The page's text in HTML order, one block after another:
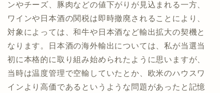
ンやチーズ、豚肉などの値下がりが見込まれる一方、
ワインや日本酒の関税は即時撤廃されることにより、
対象によっては、和牛や日本酒など輸出拡大の契機と
なります。日本酒の海外輸出については、私が当選当
初に本格的に取り組み始められたように思いますが、
当時は温度管理で空輸していたとか、欧米のハウスワ
インより高価であるというような問題があったと記憶